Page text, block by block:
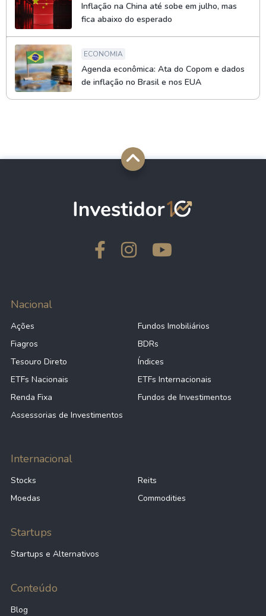
Inflação na China até sobe em julho, mas
fica abaixo do esperado
ECONOMIA
Agenda econômica: Ata do Copom e dados
de inflação no Brasil e nos EUA
Nacional
Ações
Fundos Imobiliários
Fiagros
BDRs
Tesouro Direto
Índices
ETFs Nacionais
ETFs Internacionais
Renda Fixa
Fundos de Investimentos
Assessorias de Investimentos
Internacional
Stocks
Reits
Moedas
Commodities
Startups
Startups e Alternativos
Conteúdo
Blog